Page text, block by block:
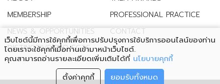
MEMBERSHIP
PROFESSIONAL PRACTICE
NEWS & OPPORTUNITIES
CONTACT
DISTINCTIVE PROJECTS
เว็บไซต์นี้มีการใช้คุกกี้เพื่อการปรับปรุงการใช้บริการออนไลน์ของท่าน
โดยเราจะใช้คุกกี้เมื่อท่านเข้ามาหน้าเว็บไซต์.
คุณสามารถอ่านรายละเอียดเพิ่มเติมได้ที่ นโยบายคุกกี้
ตั้งค่าคุกกี้
ยอมรับทั้งหมด